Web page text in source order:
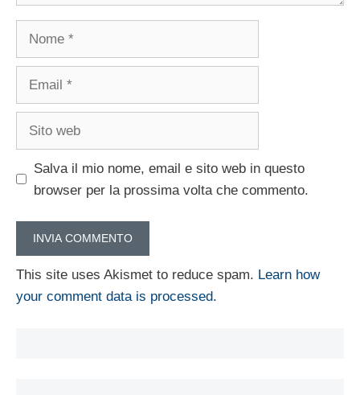
Salva il mio nome, email e sito web in questo
browser per la prossima volta che commento.
This site uses Akismet to reduce spam. Learn how
your comment data is processed.